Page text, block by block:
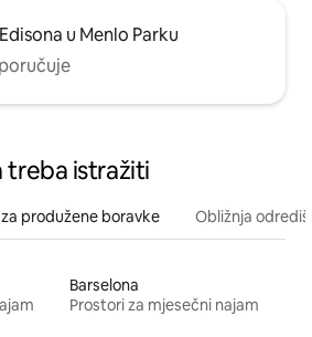
u Menlo Parku
treba istražiti
produžene boravke Obližnja
Barselona
Prostori za mjesečni najam